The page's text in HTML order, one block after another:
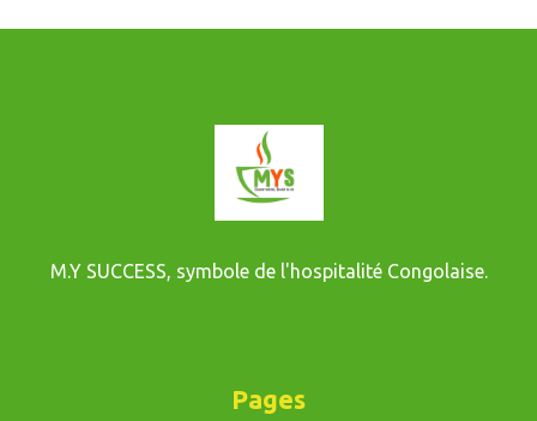
M.Y SUCCESS, symbole de l'hospitalité Congolaise.
Pages